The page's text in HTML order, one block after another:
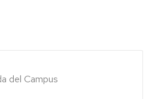
del Campus